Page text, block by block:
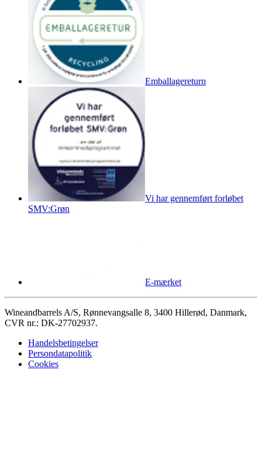
Emballagereturn
Vi har gennemført forløbet
SMV:Grøn
E-mærket
Wineandbarrels A/S, Rønnevangsalle 8, 3400 Hillerød, Danmark,
CVR nr.: DK-27702937.
Handelsbetingelser
Persondatapolitik
Cookies